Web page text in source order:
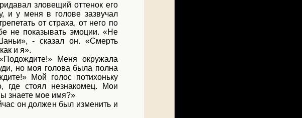
зловещий оттенок его
и у меня в голове зазвучал
от страха, от него по
не показывать эмоции. «Не
- сказал он. «Смерть
и я».
Меня окружала
но моя голова была полна
Мой голос потихоньку
где стоял незнакомец. Мои
знаете мое имя?»
он должен был изменить и